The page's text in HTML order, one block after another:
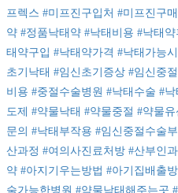
프렉스 #미프진구입처 #미프진구매
약 #정품낙태약 #낙태비용 #낙태약
태약구입 #낙태약가격 #낙태가능
초기낙태 #임신초기증상 #임신중
비용 #중절수술병원 #낙태수술 #낙
도제 #약물낙태 #약물중절 #약물유
문의 #낙태부작용 #임신중절수술
산과정 #여의사진료처방 #산부인
약 #아지기우는방법 #아기집배출
술가능한병원 #약물낙태해주는곳